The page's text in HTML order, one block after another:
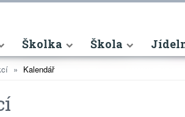
Školka Škola
Kalendář